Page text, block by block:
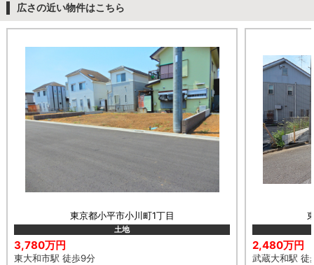
広さの近い物件はこちら
東京都小平市小川町1丁目
土地
3,780万円
東大和市駅 徒歩9分
2,480万円
武蔵大和駅 徒